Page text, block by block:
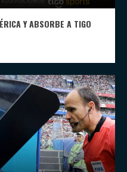
Y ABSORBE A TIGO